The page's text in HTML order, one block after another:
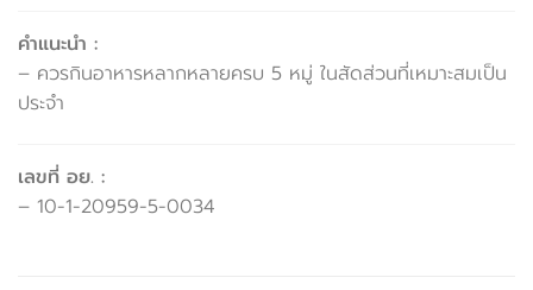
คำแนะนำ :
– ควรกินอาหารหลากหลายครบ 5 หมู่ ในสัดส่วนที่เหมาะสมเป็น
ประจำ
เลขที่ อย. :
– 10-1-20959-5-0034